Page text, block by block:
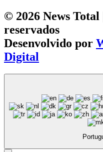
© 2026 News Total
reservados
Desenvolvido por
Digital